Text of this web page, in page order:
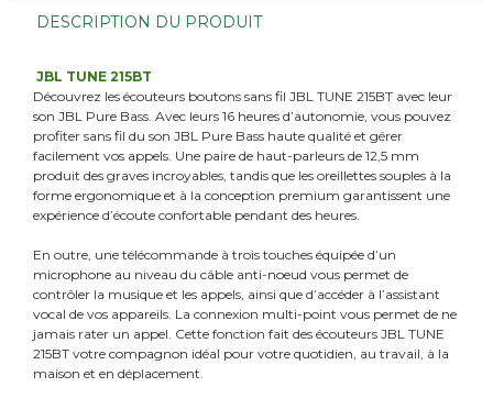
DESCRIPTION DU PRODUIT
JBL TUNE 215BT
Découvrez les écouteurs boutons sans fil JBL TUNE 215BT avec leur
son JBL Pure Bass. Avec leurs 16 heures d’autonomie, vous pouvez
profiter sans fil du son JBL Pure Bass haute qualité et gérer
facilement vos appels. Une paire de haut-parleurs de 12,5 mm
produit des graves incroyables, tandis que les oreillettes souples à la
forme ergonomique et à la conception premium garantissent une
expérience d’écoute confortable pendant des heures.
En outre, une télécommande à trois touches équipée d’un
microphone au niveau du câble anti-noeud vous permet de
contrôler la musique et les appels, ainsi que d’accéder à l’assistant
vocal de vos appareils. La connexion multi-point vous permet de ne
jamais rater un appel. Cette fonction fait des écouteurs JBL TUNE
215BT votre compagnon idéal pour votre quotidien, au travail, à la
maison et en déplacement.